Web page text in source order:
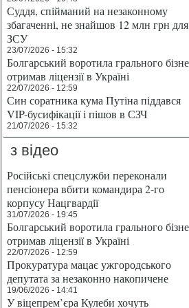
Суддя, спійманий на незаконному
збагаченні, не знайшов 12 млн грн для
ЗСУ
23/07/2026 - 15:32
Болгарський воротила грального
отримав ліцензії в Україні
22/07/2026 - 12:59
Син соратника кума Путіна піддався
VIP-бусифікації і пішов в СЗЧ
21/07/2026 - 15:32
з відео
Російські спецслужби переконали
пенсіонера вбити командира 2-го
корпусу Нацгвардії
31/07/2026 - 19:45
Болгарський воротила грального
отримав ліцензії в Україні
22/07/2026 - 12:59
Прокуратура мацає ужгородського
депутата за незаконно накопичене
19/06/2026 - 14:41
У віцепрем’єра Кулеби хочуть